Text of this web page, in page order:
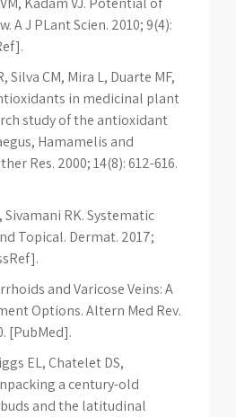
A J PLant Scien. 2010; 9(4):
Silva CM, Mira L, Duarte MF,
in medicinal plant
study of the antioxidant
Hamamelis and
Res. 2000; 14(8): 612-616.
Sivamani RK. Systematic
Topical. Dermat. 2017;
and Varicose Veins: A
Options. Altern Med Rev.
[PubMed].
EL, Chatelet DS,
a century-old
and the latitudinal